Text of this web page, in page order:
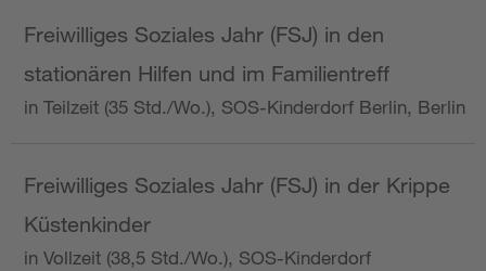
Freiwilliges Soziales Jahr (FSJ) in den
stationären Hilfen und im Familientreff
in Teilzeit (35 Std./Wo.), SOS-Kinderdorf Berlin, Berlin
Freiwilliges Soziales Jahr (FSJ) in der Krippe
Küstenkinder
in Vollzeit (38,5 Std./Wo.), SOS-Kinderdorf